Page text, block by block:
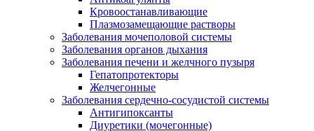
Кровоостанавливающие
Плазмозамещающие растворы
Заболевания мочеполовой системы
Заболевания органов дыхания
Заболевания печени и желчного пузыря
Гепатопротекторы
Желчегонные
Заболевания сердечно-сосудистой системы
Антигипоксанты
Диуретики (мочегонные)